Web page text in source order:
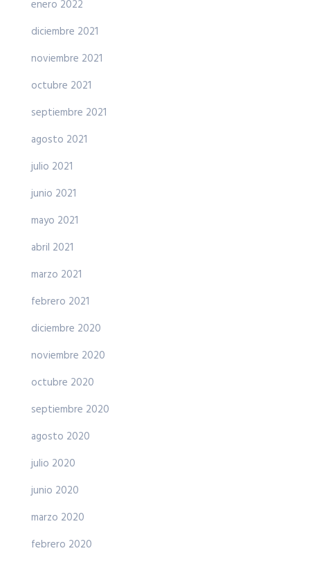
enero 2022
diciembre 2021
noviembre 2021
octubre 2021
septiembre 2021
agosto 2021
julio 2021
junio 2021
mayo 2021
abril 2021
marzo 2021
febrero 2021
diciembre 2020
noviembre 2020
octubre 2020
septiembre 2020
agosto 2020
julio 2020
junio 2020
marzo 2020
febrero 2020